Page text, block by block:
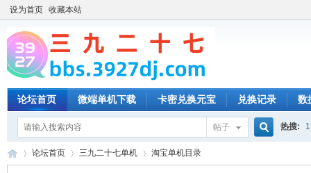
设为首页 收藏本站
论坛首页 微端单机下载 卡密兑换元宝 兑换记录 数
帖子 热搜:
论坛首页 三九二十七单机 淘宝单机目录